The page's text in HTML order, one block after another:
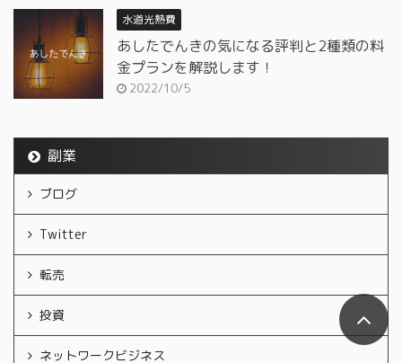
水道光熱費
あしたでんきの気になる評判と2種類の料
金プランを解説します！
2022/10/5
副業
ブログ
Twitter
転売
投資
ネットワークビジネス